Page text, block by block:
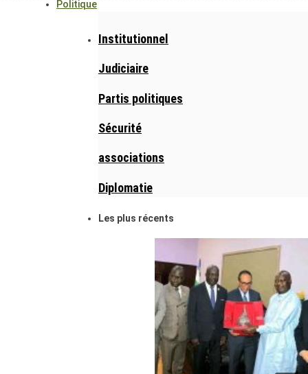
Politique
Institutionnel
Judiciaire
Partis politiques
Sécurité
associations
Diplomatie
Les plus récents